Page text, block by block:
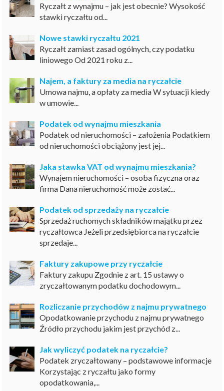
Ryczałt z wynajmu – jak jest obecnie? Wysokość
stawki ryczałtu od...
Nowe stawki ryczałtu 2021
Ryczałt zamiast zasad ogólnych, czy podatku
liniowego Od 2021 roku z...
Najem, a faktury za media na ryczałcie
Umowa najmu, a opłaty za media W sytuacji kiedy
w umowie...
Podatek od wynajmu mieszkania
Podatek od nieruchomości – założenia Podatkiem
od nieruchomości obciążony jest jej...
Jaka stawka VAT od wynajmu mieszkania?
Wynajem nieruchomości – osoba fizyczna oraz
firma Dana nieruchomość może zostać...
Podatek od sprzedaży na ryczałcie
Sprzedaż ruchomych składników majątku przez
ryczałtowca Jeżeli przedsiębiorca na ryczałcie
sprzedaje...
Faktury zakupowe przy ryczałcie
Faktury zakupu Zgodnie z art. 15 ustawy o
zryczałtowanym podatku dochodowym...
Rozliczanie przychodów z najmu prywatnego
Opodatkowanie przychodu z najmu prywatnego
Źródło przychodu jakim jest przychód z...
Jak wyliczyć podatek na ryczałcie?
Podatek zryczałtowany – podstawowe informacje
Korzystając z ryczałtu jako formy
opodatkowania,...